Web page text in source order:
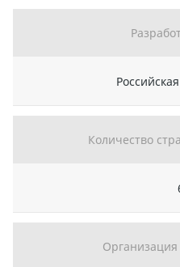
Количество